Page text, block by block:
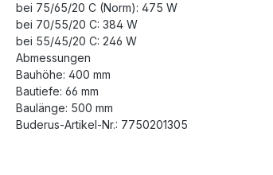
bei 75/65/20 C (Norm): 475 W
bei 70/55/20 C: 384 W
bei 55/45/20 C: 246 W
Abmessungen
Bauhöhe: 400 mm
Bautiefe: 66 mm
Baulänge: 500 mm
Buderus-Artikel-Nr.: 7750201305